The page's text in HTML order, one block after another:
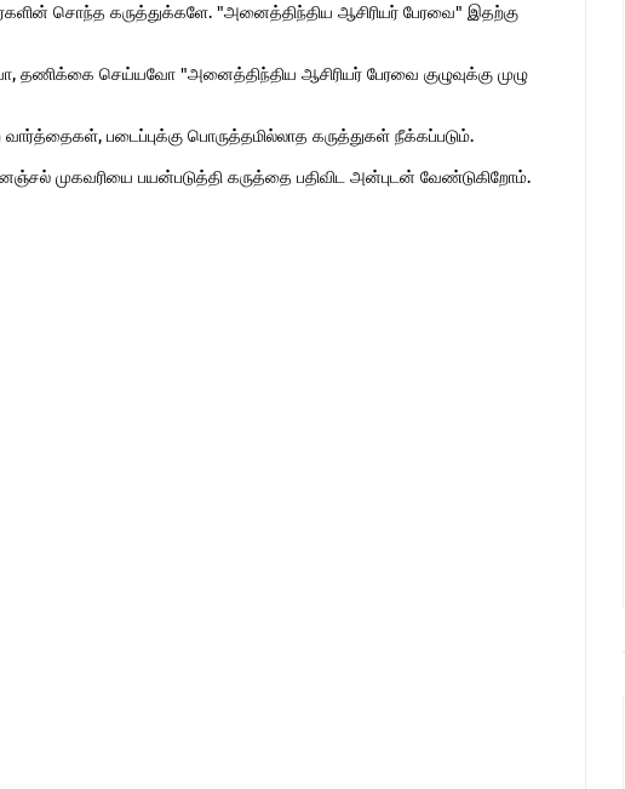
சொந்த கருத்துக்களே. "அனைத்திந்திய ஆசிரியர் பேரவை" இதற்கு
தணிக்கை செய்யவோ "அனைத்திந்திய ஆசிரியர் பேரவை குழுவுக்கு முழு
படைப்புக்கு பொருத்தமில்லாத கருத்துகள் நீக்கப்படும்.
முகவரியை பயன்படுத்தி கருத்தை பதிவிட அன்புடன் வேண்டுகிறோம்.